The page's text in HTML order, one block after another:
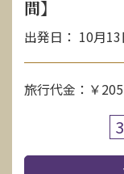
間】
出発日： 10月13
旅行代金：￥